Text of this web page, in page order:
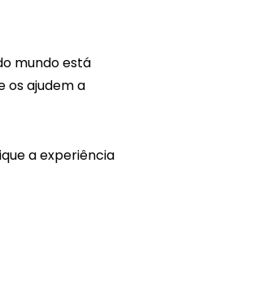
mundo está
os ajudem a
a experiência